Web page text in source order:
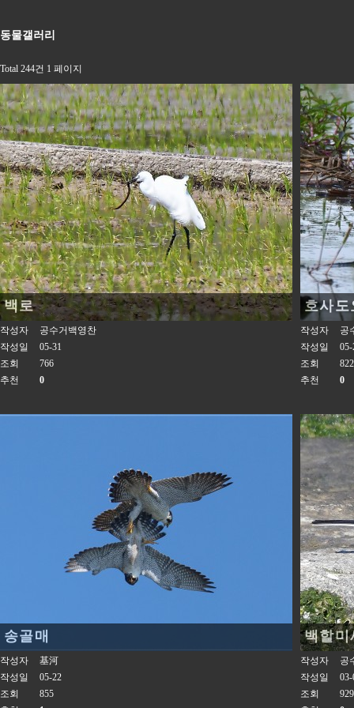
동물갤러리
Total 244건 1 페이지
백로
작성자
공수거백영찬
작성일
05-31
조회
766
추천
0
호사도
작성자
공
작성일
05-
조회
822
추천
0
송골매
작성자
基河
작성일
05-22
조회
855
백할미
작성자
공
작성일
03-
조회
929